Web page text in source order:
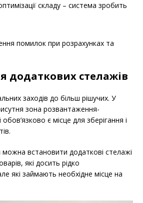
складу – система зробить
помилок при розрахунках та
додаткових стелажів
заходів до більш рішучих. У
зона розвантаження-
є місце для зберігання і
встановити додаткові стелажі
які досить рідко
які займають необхідне місце на